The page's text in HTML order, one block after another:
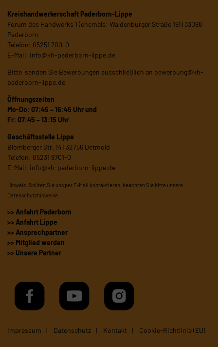
Kreishandwerkerschaft Paderborn-Lippe
Forum des Handwerks 1 (ehemals: Waldenburger Straße 19) | 33098
Paderborn
Telefon: 05251 700-0
E-Mail: info@kh-paderborn-lippe.de
Bitte senden Sie Bewerbungen ausschließlich an bewerbung@kh-
paderborn-lippe.de
Öffnungszeiten
Mo-Do: 07:45 – 16:45 Uhr und
Fr: 07:45 – 13:15 Uhr
Geschäftsstelle Lippe
Blomberger Str. 14 | 32756 Detmold
Telefon: 05231 9701-0
E-Mail: info@kh-paderborn-lippe.de
Hinweis: Sollten Sie uns per E-Mail kontaktieren, beachten Sie bitte unsere
Datenschutzhinweise
>> Anfahrt Paderborn
>> Anfahrt Lippe
>> Ansprechpartner
>> Mitglied werden
>> Unsere Partner
Impressum Datenschutz Kontakt Cookie-Richtlinie (EU)